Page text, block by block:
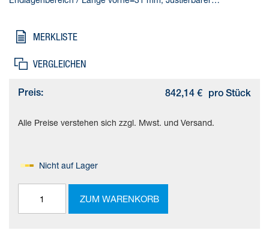
MERKLISTE
VERGLEICHEN
Preis: 842,14 € pro Stück
Alle Preise verstehen sich zzgl. Mwst. und Versand.
Nicht auf Lager
ZUM WARENKORB